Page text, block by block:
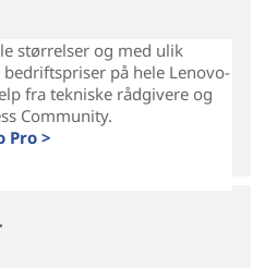
størrelser og med ulik
på hele Lenovo-
fra tekniske rådgivere og
Community.
Pro >